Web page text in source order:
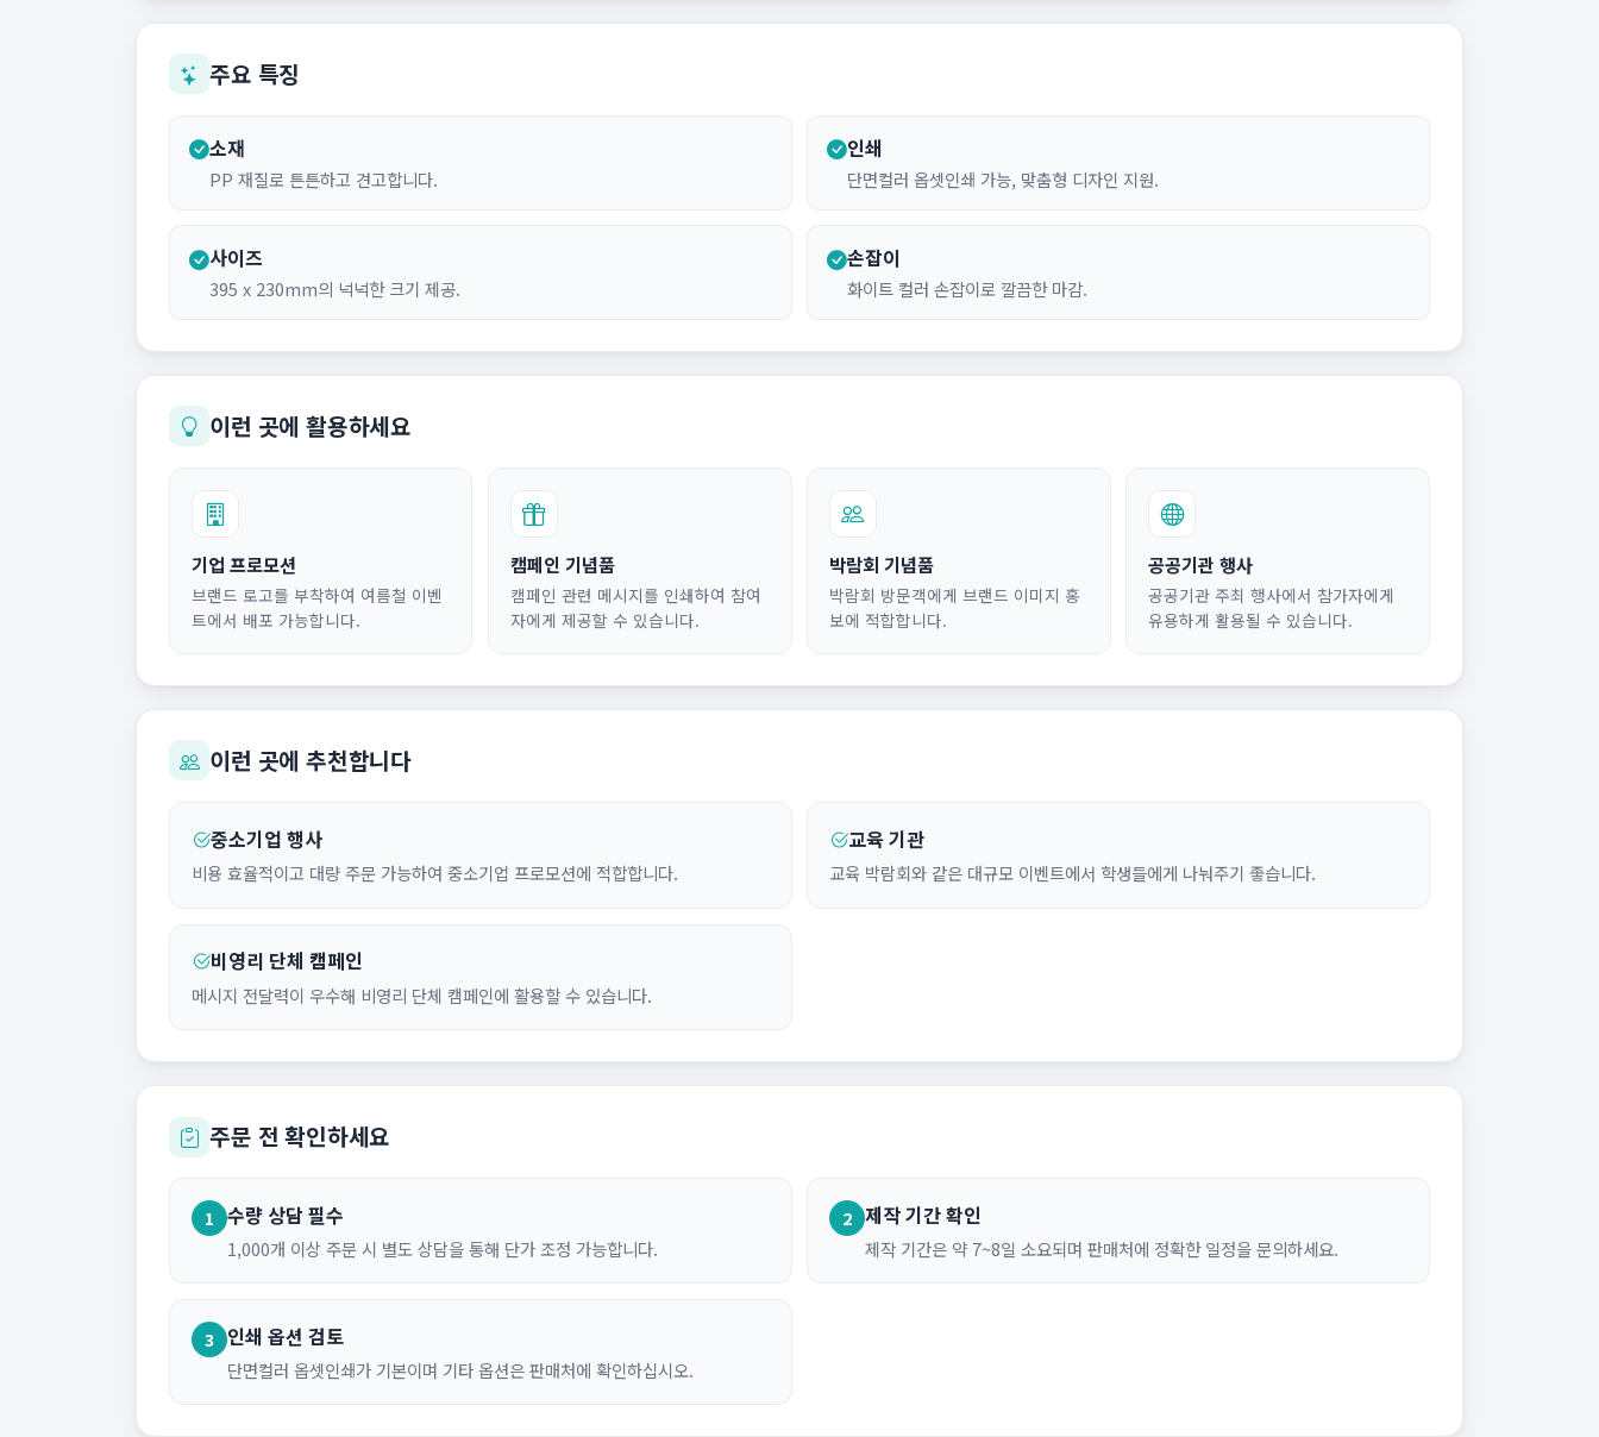
주요 특징
소재
PP 재질로 튼튼하고 견고합니다.
인쇄
단면컬러 옵셋인쇄 가능, 맞춤형 디자인 지원.
사이즈
395 x 230mm의 넉넉한 크기 제공.
손잡이
화이트 컬러 손잡이로 깔끔한 마감.
이런 곳에 활용하세요
기업 프로모션
브랜드 로고를 부착하여 여름철 이벤
트에서 배포 가능합니다.
캠페인 기념품
캠페인 관련 메시지를 인쇄하여 참여
자에게 제공할 수 있습니다.
박람회 기념품
박람회 방문객에게 브랜드 이미지 홍
보에 적합합니다.
공공기관 행사
공공기관 주최 행사에서 참가자에게
유용하게 활용될 수 있습니다.
이런 곳에 추천합니다
중소기업 행사
비용 효율적이고 대량 주문 가능하여 중소기업 프로모션에 적합합니다.
교육 기관
교육 박람회와 같은 대규모 이벤트에서 학생들에게 나눠주기 좋습니다.
비영리 단체 캠페인
메시지 전달력이 우수해 비영리 단체 캠페인에 활용할 수 있습니다.
주문 전 확인하세요
1 수량 상담 필수
1,000개 이상 주문 시 별도 상담을 통해 단가 조정 가능합니다.
2 제작 기간 확인
제작 기간은 약 7~8일 소요되며 판매처에 정확한 일정을 문의하세요.
3 인쇄 옵션 검토
단면컬러 옵셋인쇄가 기본이며 기타 옵션은 판매처에 확인하십시오.